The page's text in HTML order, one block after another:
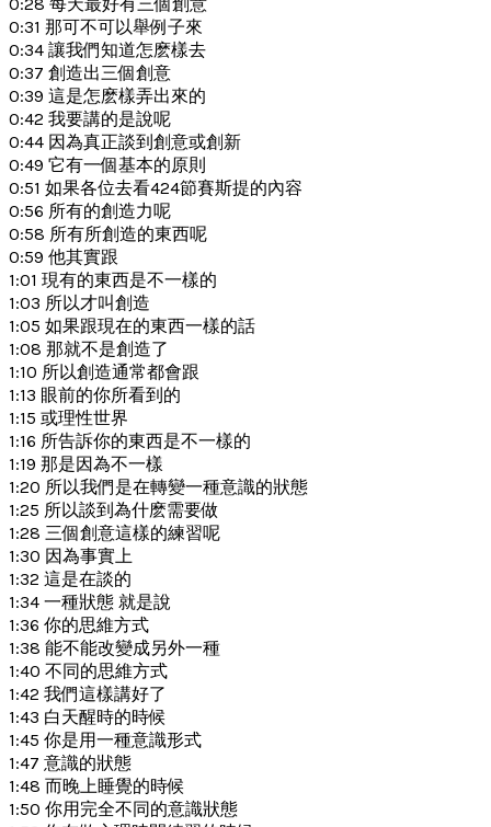
0:31 那可不可以舉例子來
0:34 讓我們知道怎麽樣去
0:37 創造出三個創意
0:39 這是怎麽樣弄出來的
0:42 我要講的是說呢
0:44 因為真正談到創意或創新
0:49 它有一個基本的原則
0:51 如果各位去看424節賽斯提的內容
0:56 所有的創造力呢
0:58 所有所創造的東西呢
0:59 他其實跟
1:01 現有的東西是不一樣的
1:03 所以才叫創造
1:05 如果跟現在的東西一樣的話
1:08 那就不是創造了
1:10 所以創造通常都會跟
1:13 眼前的你所看到的
1:15 或理性世界
1:16 所告訴你的東西是不一樣的
1:19 那是因為不一樣
1:20 所以我們是在轉變一種意識的狀態
1:25 所以談到為什麽需要做
1:28 三個創意這樣的練習呢
1:30 因為事實上
1:32 這是在談的
1:34 一種狀態 就是說
1:36 你的思維方式
1:38 能不能改變成另外一種
1:40 不同的思維方式
1:42 我們這樣講好了
1:43 白天醒時的時候
1:45 你是用一種意識形式
1:47 意識的狀態
1:48 而晚上睡覺的時候
1:50 你用完全不同的意識狀態